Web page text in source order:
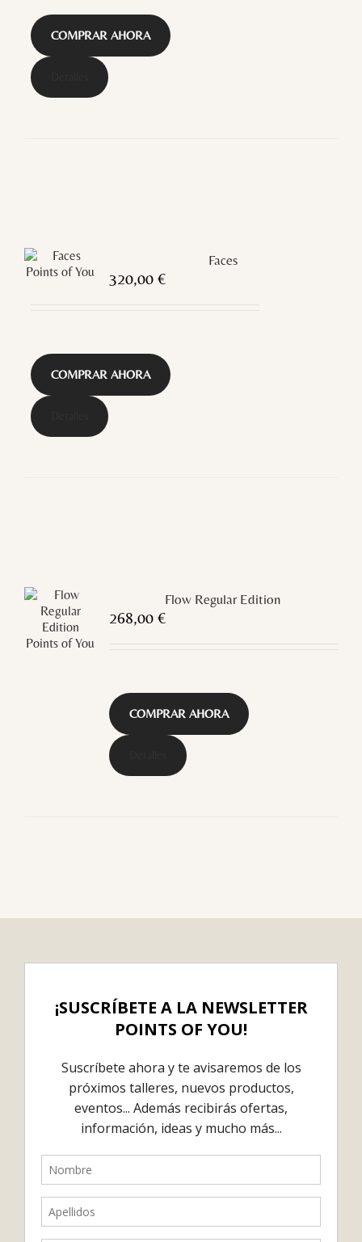
COMPRAR AHORA
Faces
320,00 €
COMPRAR AHORA
Flow Regular Edition
268,00 €
COMPRAR AHORA